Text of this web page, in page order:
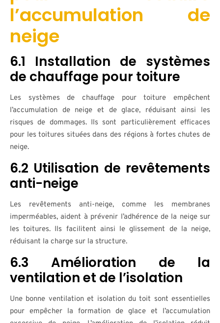
l’accumulation de
neige
6.1 Installation de systèmes
de chauffage pour toiture
Les systèmes de chauffage pour toiture empêchent
l’accumulation de neige et de glace, réduisant ainsi les
risques de dommages. Ils sont particulièrement efficaces
pour les toitures situées dans des régions à fortes chutes de
neige.
6.2 Utilisation de revêtements
anti-neige
Les revêtements anti-neige, comme les membranes
imperméables, aident à prévenir l’adhérence de la neige sur
les toitures. Ils facilitent ainsi le glissement de la neige,
réduisant la charge sur la structure.
6.3 Amélioration de la
ventilation et de l’isolation
Une bonne ventilation et isolation du toit sont essentielles
pour empêcher la formation de glace et l’accumulation